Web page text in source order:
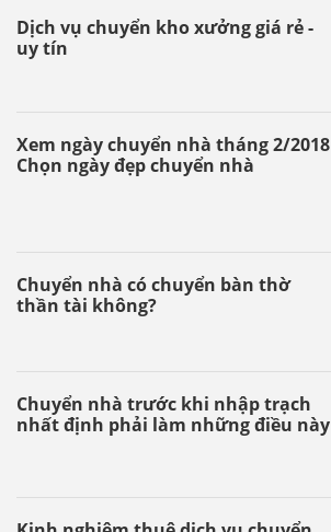
Dịch vụ chuyển kho xưởng giá rẻ -
uy tín
Xem ngày chuyển nhà tháng 2/2018
Chọn ngày đẹp chuyển nhà
Chuyển nhà có chuyển bàn thờ
thần tài không?
Chuyển nhà trước khi nhập trạch
nhất định phải làm những điều này